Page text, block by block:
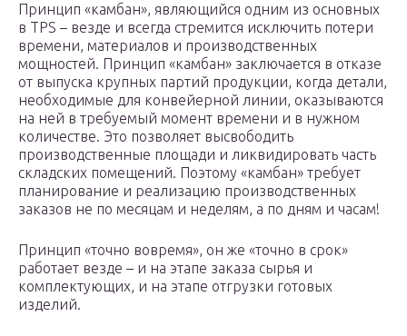
Принцип «камбан», являющийся одним из основных
в TPS – везде и всегда стремится исключить потери
времени, материалов и производственных
мощностей. Принцип «камбан» заключается в отказе
от выпуска крупных партий продукции, когда детали,
необходимые для конвейерной линии, оказываются
на ней в требуемый момент времени и в нужном
количестве. Это позволяет высвободить
производственные площади и ликвидировать часть
складских помещений. Поэтому «камбан» требует
планирование и реализацию производственных
заказов не по месяцам и неделям, а по дням и часам!
Принцип «точно вовремя», он же «точно в срок»
работает везде – и на этапе заказа сырья и
комплектующих, и на этапе отгрузки готовых
изделий.